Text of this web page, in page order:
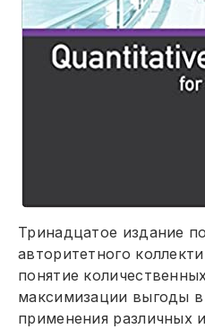
Тринадцатое издание
авторитетного
понятие
максимизации выгоды в
применения различных